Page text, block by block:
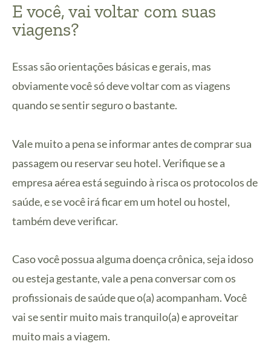
E você, vai voltar com suas
viagens?
Essas são orientações básicas e gerais, mas
obviamente você só deve voltar com as viagens
quando se sentir seguro o bastante.
Vale muito a pena se informar antes de comprar sua
passagem ou reservar seu hotel. Verifique se a
empresa aérea está seguindo à risca os protocolos de
saúde, e se você irá ficar em um hotel ou hostel,
também deve verificar.
Caso você possua alguma doença crônica, seja idoso
ou esteja gestante, vale a pena conversar com os
profissionais de saúde que o(a) acompanham. Você
vai se sentir muito mais tranquilo(a) e aproveitar
muito mais a viagem.